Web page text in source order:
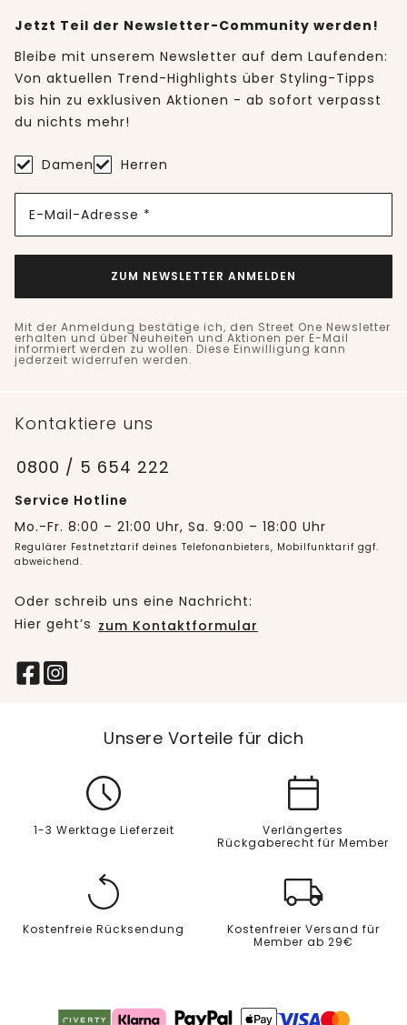
Jetzt Teil der Newsletter-Community werden!
Bleibe mit unserem Newsletter auf dem Laufenden:
Von aktuellen Trend-Highlights über Styling-Tipps
bis hin zu exklusiven Aktionen - ab sofort verpasst
du nichts mehr!
Damen Herren
E-Mail-Adresse *
ZUM NEWSLETTER ANMELDEN
Mit der Anmeldung bestätige ich, den Street One Newsletter
erhalten und über Neuheiten und Aktionen per E-Mail
informiert werden zu wollen. Diese Einwilligung kann
jederzeit widerrufen werden.
Kontaktiere uns
0800 / 5 654 222
Service Hotline
Mo.-Fr. 8:00 – 21:00 Uhr, Sa. 9:00 – 18:00 Uhr
Regulärer Festnetztarif deines Telefonanbieters, Mobilfunktarif ggf.
abweichend.
Oder schreib uns eine Nachricht:
Hier geht’s zum Kontaktformular
Unsere Vorteile für dich
1-3 Werktage Lieferzeit
Verlängertes
Rückgaberecht für Member
Kostenfreie Rücksendung
Kostenfreier Versand für
Member ab 29€